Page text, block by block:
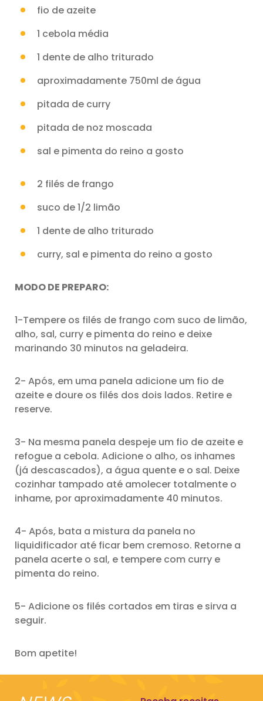
fio de azeite
1 cebola média
1 dente de alho triturado
aproximadamente 750ml de água
pitada de curry
pitada de noz moscada
sal e pimenta do reino a gosto
2 filés de frango
suco de 1/2 limão
1 dente de alho triturado
curry, sal e pimenta do reino a gosto
MODO DE PREPARO:
1-Tempere os filés de frango com suco de limão,
alho, sal, curry e pimenta do reino e deixe
marinando 30 minutos na geladeira.
2- Após, em uma panela adicione um fio de
azeite e doure os filés dos dois lados. Retire e
reserve.
3- Na mesma panela despeje um fio de azeite e
refogue a cebola. Adicione o alho, os inhames
(já descascados), a água quente e o sal. Deixe
cozinhar tampado até amolecer totalmente o
inhame, por aproximadamente 40 minutos.
4- Após, bata a mistura da panela no
liquidificador até ficar bem cremoso. Retorne a
panela acerte o sal, e tempere com curry e
pimenta do reino.
5- Adicione os filés cortados em tiras e sirva a
seguir.
Bom apetite!